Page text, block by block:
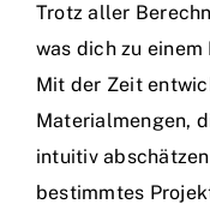
Trotz aller
was dich zu
Mit der Zeit
Materialmengen,
intuitiv
bestimmtes